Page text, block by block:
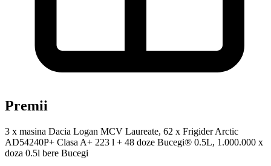
Premii
3 x masina Dacia Logan MCV Laureate, 62 x Frigider Arctic
AD54240P+ Clasa A+ 223 l + 48 doze Bucegi® 0.5L, 1.000.000 x
doza 0.5l bere Bucegi